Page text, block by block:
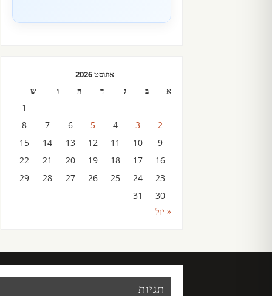
אוגוסט 2026
א
ב ג ד ה ו ש
1
2
3
4
5
6
7
8
9
10
11
12
13
14
15
16
17
18
19
20
21
22
23
24
25
26
27
28
29
30
31
« יול
תגיות